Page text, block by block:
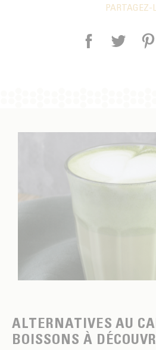
PARTAGEZ-
ALTERNATIVES AU
BOISSONS À